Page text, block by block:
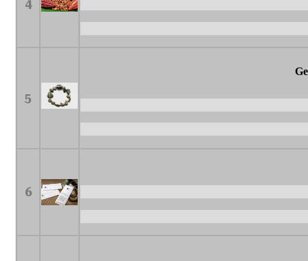
4
5
6